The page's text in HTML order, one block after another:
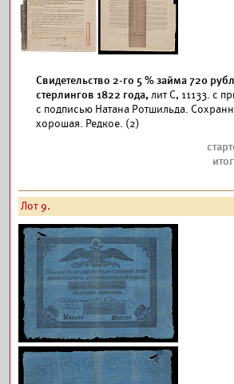
Свидетельство 2-го 5 % займа 720
стерлингов 1822 года,лит С, 11133. с
с подписью Натана Ротшильда.
хорошая. Редкое. (2)
Лот 9.